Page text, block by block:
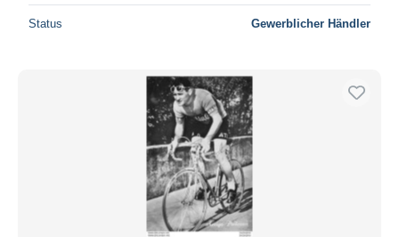
Status Gewerblicher Händler